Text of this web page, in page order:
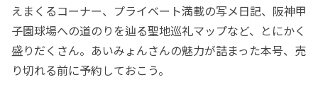
えまくるコーナー、プライベート満載の写メ日記、阪神甲
子園球場への道のりを辿る聖地巡礼マップなど、とにかく
盛りだくさん。あいみょんさんの魅力が詰まった本号、売
り切れる前に予約しておこう。